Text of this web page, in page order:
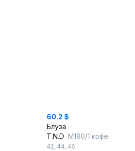
60.2 $
Блуза
T.N.D М180/1 кофе
42, 44, 46